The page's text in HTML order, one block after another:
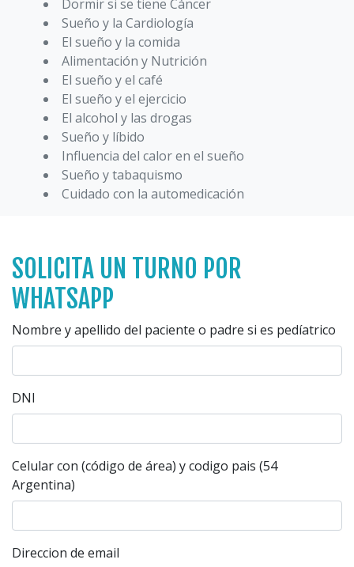
Dormir si se tiene Cáncer
Sueño y la Cardiología
El sueño y la comida
Alimentación y Nutrición
El sueño y el café
El sueño y el ejercicio
El alcohol y las drogas
Sueño y líbido
Influencia del calor en el sueño
Sueño y tabaquismo
Cuidado con la automedicación
SOLICITA UN TURNO POR
WHATSAPP
Nombre y apellido del paciente o padre si es pedíatrico
DNI
Celular con (código de área) y codigo pais (54
Argentina)
Direccion de email